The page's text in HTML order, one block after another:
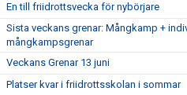
En till friidrottsvecka för nybörjare
Sista veckans grenar: Mångkamp +
mångkampsgrenar
Veckans Grenar 13 juni
Platser kvar i friidrottsskolan i sommar